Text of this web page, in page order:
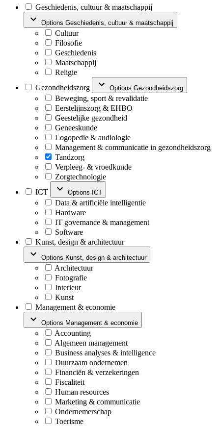
Geschiedenis, cultuur & maatschappij
Options Geschiedenis, cultuur & maatschappij
Cultuur
Filosofie
Geschiedenis
Maatschappij
Religie
Gezondheidszorg
Options Gezondheidszorg
Beweging, sport & revalidatie
Eerstelijnszorg & EHBO
Geestelijke gezondheid
Geneeskunde
Logopedie & audiologie
Management & communicatie in gezondheidszorg
Tandzorg
Verpleeg- & vroedkunde
Zorgtechnologie
ICT
Options ICT
Data & artificiële intelligentie
Hardware
IT governance & management
Software
Kunst, design & architectuur
Options Kunst, design & architectuur
Architectuur
Fotografie
Interieur
Kunst
Management & economie
Options Management & economie
Accounting
Algemeen management
Business analyses & intelligence
Duurzaam ondernemen
Financiën & verzekeringen
Fiscaliteit
Human resources
Marketing & communicatie
Ondernemerschap
Toerisme